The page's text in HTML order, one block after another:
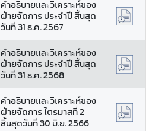
คำอธิบายและวิเคราะห์ของ
ฝ่ายจัดการ ประจำปี สิ้นสุด
วันที่ 31 ธ.ค. 2567
คำอธิบายและวิเคราะห์ของ
ฝ่ายจัดการ ประจำปี สิ้นสุด
วันที่ 31 ธ.ค. 2568
คำอธิบายและวิเคราะห์ของ
ฝ่ายจัดการ ไตรมาสที่ 2
สิ้นสุดวันที่ 30 มิ.ย. 2566